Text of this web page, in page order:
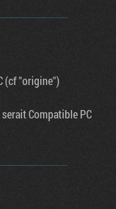
(cf "origine")
Compatible PC